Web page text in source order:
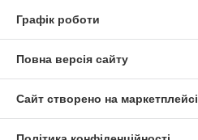
Графік роботи
Повна версія сайту
Сайт створено на маркетплейсі